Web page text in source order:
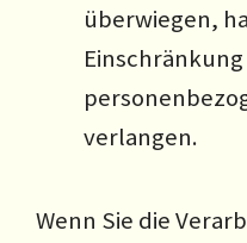
überwiegen,
verlangen.
Wenn Sie die